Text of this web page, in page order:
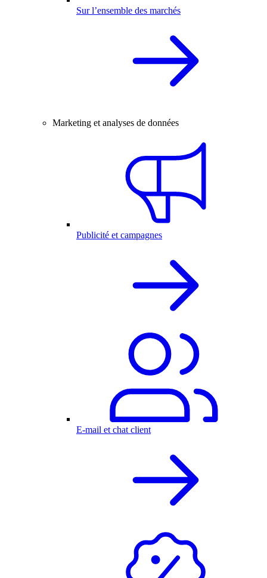
Sur l’ensemble des marchés
Marketing et analyses de données
Publicité et campagnes
E-mail et chat client